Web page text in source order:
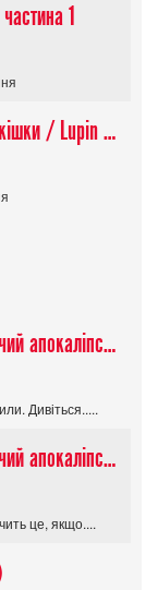
1
Люпен ІІІ проти Ока♥кішки / Lupin III vs Cats Eye Movie
"Котячий Загін" / Котячий апокаліпсис / Cat Shit One
Дивіться.....
"Котячий Загін" / Котячий апокаліпсис / Cat Shit One
це, якщо....